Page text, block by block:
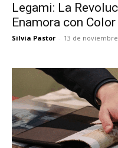
Legami: La
Enamora con
Silvia Pastor - 13 de